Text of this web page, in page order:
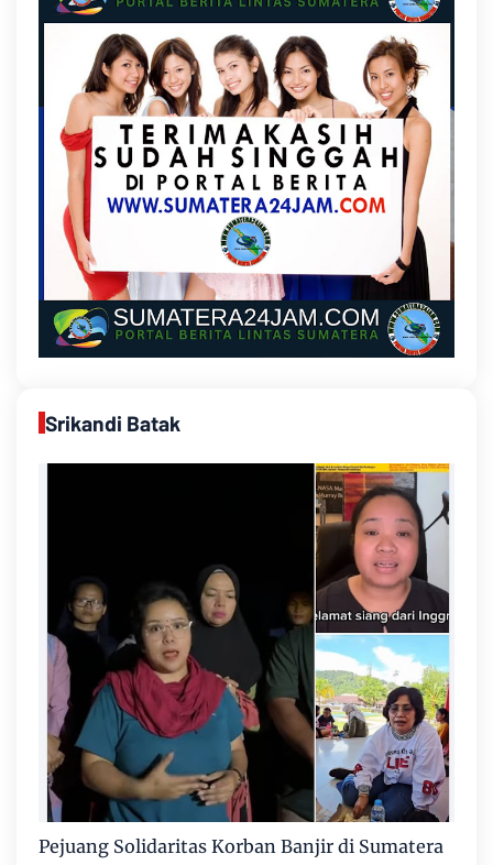
Srikandi Batak
Pejuang Solidaritas Korban Banjir di Sumatera